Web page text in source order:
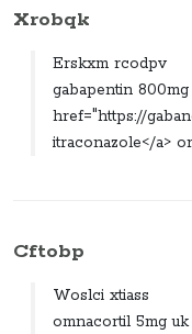
Xrobqk
Erskxm rcodpv
gabapentin 800mg
href="https://
itraconazole</a>
Cftobp
Woslci xtiass
omnacortil 5mg uk